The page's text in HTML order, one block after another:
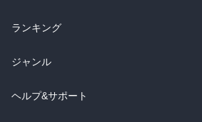
雑誌・グラビア
BL・TL
ラノベ
雑誌・グラビア
BL・TL
総合
ラノベ
雑誌・グラビア
ランキング
総合
ラノベ
ジャンル
コミック
ヘルプ&サポート